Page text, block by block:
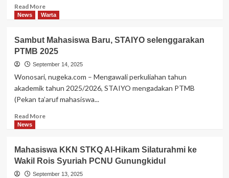
STKQ
Al-
Terjun
ke
Masyarakat
Read MoreRead
more
Semin
Sukses
Gelar
Safari
Maulid
Perdana
News Warta
Sambut Mahasiswa Baru, STAIYO selenggarakan
PTMB 2025
September 14, 2025
Wonosari, nugeka.com – Mengawali perkuliahan tahun
akademik tahun 2025/2026, STAIYO mengadakan PTMB
(Pekan ta’aruf mahasiswa...
Read MoreRead
Mahasiswa
Baru,
STAIYO
News
Mahasiswa KKN STKQ Al-Hikam Silaturahmi ke
Wakil Rois Syuriah PCNU Gunungkidul
September 13, 2025